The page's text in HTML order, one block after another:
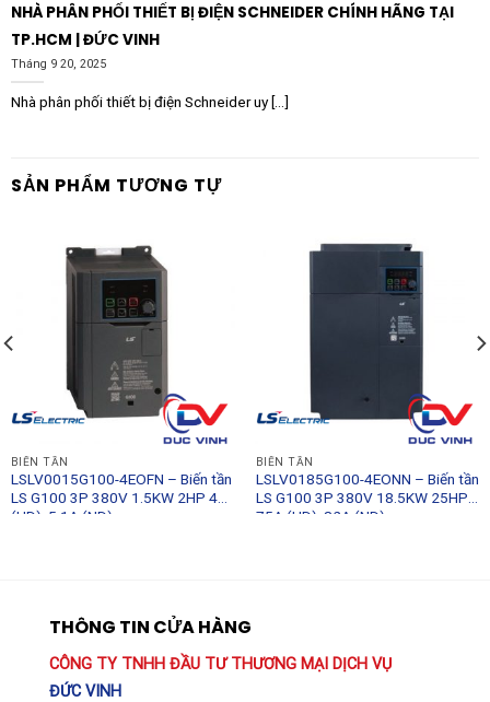
NHÀ PHÂN PHỐI THIẾT BỊ ĐIỆN SCHNEIDER CHÍNH HÃNG TẠI
TP.HCM | ĐỨC VINH
Tháng 9 20, 2025
Nhà phân phối thiết bị điện Schneider uy [...]
SẢN PHẨM TƯƠNG TỰ
BIẾN TẦN
LSLV0015G100-4EOFN – Biến tần
LS G100 3P 380V 1.5KW 2HP 4A
(HD), 5.1A (ND) –
BIẾN TẦN
LSLV0185G100-4EONN – Biến tần
LS G100 3P 380V 18.5KW 25HP
75A (HD), 82A (ND) –
THÔNG TIN CỬA HÀNG
CÔNG TY TNHH ĐẦU TƯ THƯƠNG MẠI DỊCH VỤ
ĐỨC VINH